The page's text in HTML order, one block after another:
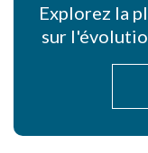
Explorez la
sur